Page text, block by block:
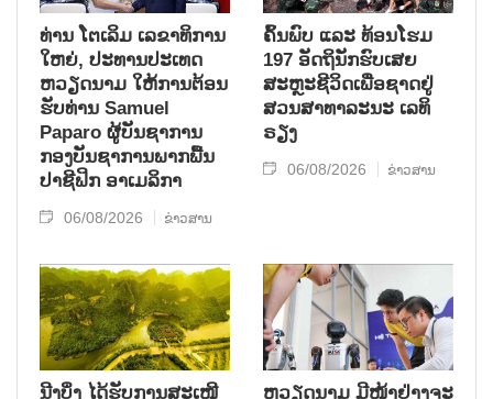
ທ່ານ ໂຕ​ເລິມ ເລ​ຂາ​ທິ​ການ​
ໃຫຍ່, ປະ​ທານ​ປະ​ເທດ ​
ຫວຽດ​ນາມ ໃຫ້​ການ​ຕ້ອນ​
ຮັບ​ທ່ານ Samuel
Paparo ຜູ້​ບັນ​ຊາ​ການ
ກອງ​ບັນ​ຊາ​ການພາກ​ພື້ນ​
ປາ​ຊີ​ຟິກ ອາ​ເມ​ລິ​ກາ
06/08/2026 ຂ່າວສານ
ຄົ້ນ​ພົບ ແລະ ທ້ອນ​ໂຮມ
197 ອັດ​ຖິ​ນັກ​ຮົບ​ເສຍ​
ສະຫຼະ​ຊີ​ວິດ​ເພື່ອ​ຊາດ​ຢູ່​
ສວນ​ສາ​ທາ​ລະ​ນະ ເລ​ທິ​
ຣຽງ
06/08/2026 ຂ່າວສານ
ນີງບິ່ງ ໄດ້ຮັບການສະເໜີ
ຫວຽດນາມ ມີໜ້າຢ່າງຈະ